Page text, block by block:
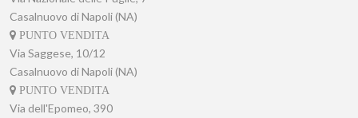
Casalnuovo di Napoli (NA)
PUNTO VENDITA
Via Saggese, 10/12
Casalnuovo di Napoli (NA)
PUNTO VENDITA
Via dell'Epomeo, 390